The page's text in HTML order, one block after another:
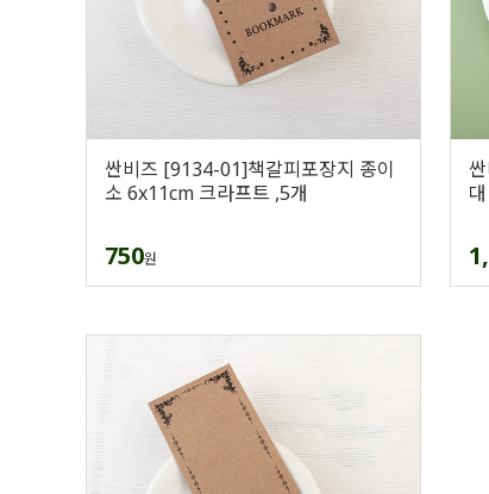
싼비즈 [9134-01]책갈피포장지 종이
소 6x11cm 크라프트 ,5개
750원